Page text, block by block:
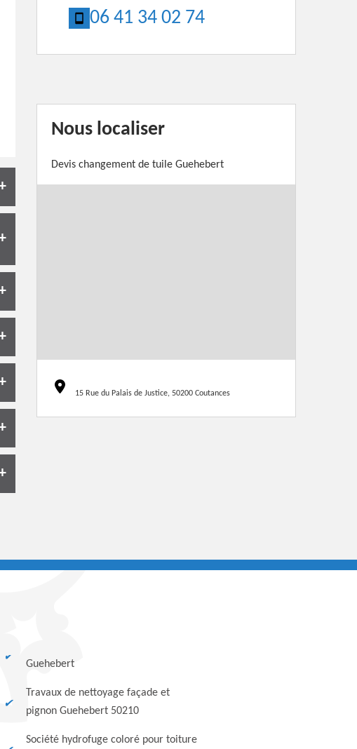
06 41 34 02 74
Nous localiser
Devis changement de tuile Guehebert
15 Rue du Palais de Justice, 50200 Coutances
Guehebert
Travaux de nettoyage façade et
pignon Guehebert 50210
Société hydrofuge coloré pour toiture